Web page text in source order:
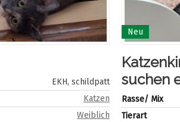
EKH, schildpatt
Katzen
Weiblich
Neu
suchen
Rasse/ Mix
Tierart